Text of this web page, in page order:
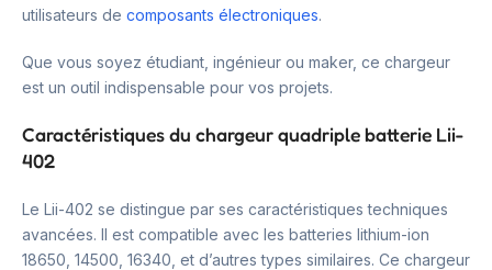
utilisateurs de composants électroniques.
Que vous soyez étudiant, ingénieur ou maker, ce chargeur
est un outil indispensable pour vos projets.
Caractéristiques du chargeur quadriple batterie Lii-
402
Le Lii-402 se distingue par ses caractéristiques techniques
avancées. Il est compatible avec les batteries lithium-ion
18650, 14500, 16340, et d’autres types similaires. Ce chargeur